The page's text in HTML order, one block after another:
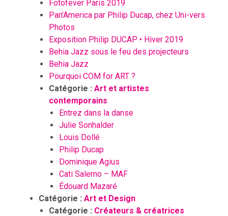
Fotofever Paris 2019
Pan’America par Philip Ducap, chez Uni-vers
Photos
Exposition Philip DUCAP • Hiver 2019
Behia Jazz sous le feu des projecteurs
Behia Jazz
Pourquoi COM for ART ?
Catégorie : Art et artistes
contemporains
Entrez dans la danse
Julie Sonhalder
Louis Dollé
Philip Ducap
Dominique Agius
Cati Salerno – MAF
Édouard Mazaré
Catégorie : Art et Design
Catégorie : Créateurs & créatrices